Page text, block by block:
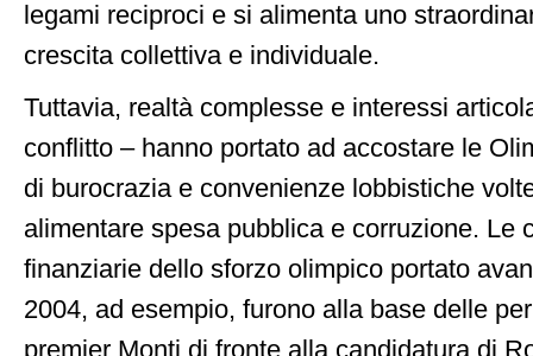
legami reciproci e si alimenta uno
crescita collettiva e individuale.
Tuttavia, realtà complesse e interessi
conflitto – hanno portato ad accostare le
di burocrazia e convenienze lobbistiche
alimentare spesa pubblica e corruzione. Le
finanziarie dello sforzo olimpico portato
2004, ad esempio, furono alla base delle
premier Monti di fronte alla candidatura di